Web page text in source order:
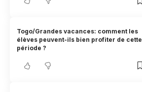
Togo/Grandes vacances: comment les
élèves peuvent-ils bien profiter de cette
période ?